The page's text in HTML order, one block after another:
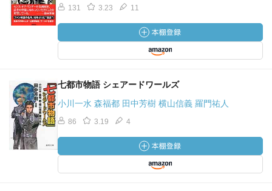
131 3.23 11
七都市物語 シェアードワールズ
小川一水 森福都 田中芳樹 横山信義 羅門祐人
86 3.19 4